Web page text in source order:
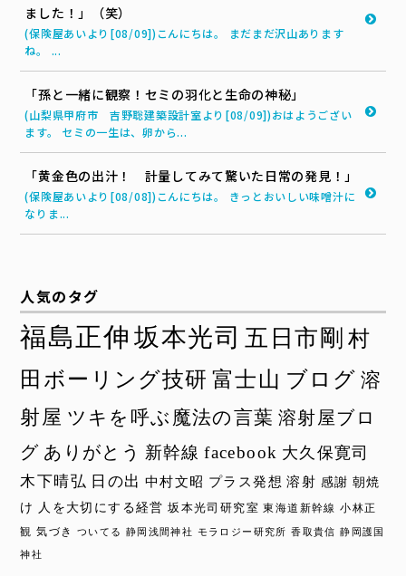
ました！」（笑）
(保険屋あいより[08/09])こんにちは。 まだまだ沢山あります
ね。 ...
「孫と一緒に観察！セミの羽化と生命の神秘」
(山梨県甲府市 吉野聡建築設計室より[08/09])おはようござい
ます。 セミの一生は、卵から...
「黄金色の出汁！ 計量してみて驚いた日常の発見！」
(保険屋あいより[08/08])こんにちは。 きっとおいしい味噌汁に
なりま...
人気のタグ
福島正伸 坂本光司 五日市剛 村
田ボーリング技研 富士山 ブログ 溶
射屋 ツキを呼ぶ魔法の言葉 溶射屋ブロ
グ ありがとう 新幹線 facebook 大久保寛司
木下晴弘 日の出 中村文昭 プラス発想 溶射 感謝 朝焼
け
人を大切にする経営 坂本光司研究室 東海道新幹線 小林正
観 気づき ついてる 静岡浅間神社 モラロジー研究所 香取貴信 静岡護国
神社